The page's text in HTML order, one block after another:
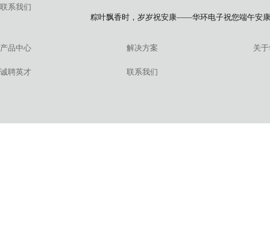
联系我们
粽叶飘香时，岁岁祝安康——华环电子祝您端午安康
产品中心 解决方案 关
诚聘英才 联系我们